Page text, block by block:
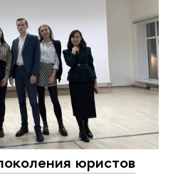
юристов